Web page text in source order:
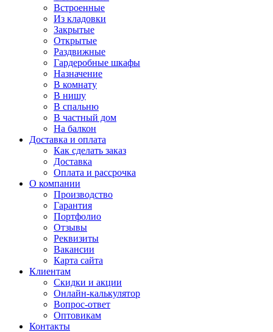
Встроенные
Из кладовки
Закрытые
Открытые
Раздвижные
Гардеробные шкафы
Назначение
В комнату
В нишу
В спальню
В частный дом
На балкон
Доставка и оплата
Как сделать заказ
Доставка
Оплата и рассрочка
О компании
Производство
Гарантия
Портфолио
Отзывы
Реквизиты
Вакансии
Карта сайта
Клиентам
Скидки и акции
Онлайн-калькулятор
Вопрос-ответ
Оптовикам
Контакты